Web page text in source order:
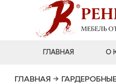
ГЛАВНАЯ О
ГЛАВНАЯ → ГАРДЕРОБНЫЕ